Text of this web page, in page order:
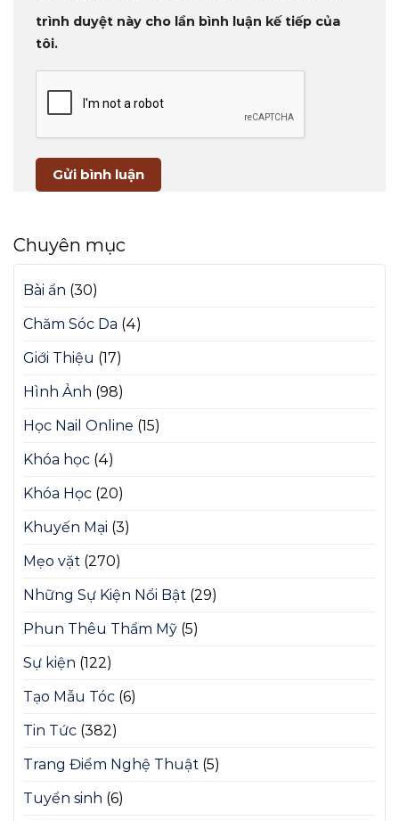
trình duyệt này cho lần bình luận kế tiếp của
tôi.
Chuyên mục
Bài ẩn (30)
Chăm Sóc Da (4)
Giới Thiệu (17)
Hình Ảnh (98)
Học Nail Online (15)
Khóa học (4)
Khóa Học (20)
Khuyến Mại (3)
Mẹo vặt (270)
Những Sự Kiện Nổi Bật (29)
Phun Thêu Thẩm Mỹ (5)
Sự kiện (122)
Tạo Mẫu Tóc (6)
Tin Tức (382)
Trang Điểm Nghệ Thuật (5)
Tuyển sinh (6)